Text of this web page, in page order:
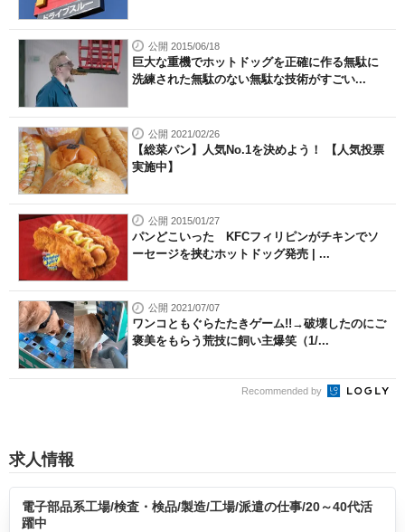
公開 2015/06/18
巨大な重機でホットドッグを正確に作る無駄に
洗練された無駄のない無駄な技術がすごい...
公開 2021/02/26
【総菜パン】人気No.1を決めよう！ 【人気投票
実施中】
公開 2015/01/27
パンどこいった KFCフィリピンがチキンでソ
ーセージを挟むホットドッグ発売 | ...
公開 2021/07/07
ワンコともぐらたたきゲーム!!→破壊したのにご
褒美をもらう荒技に飼い主爆笑（1/...
Recommended by
求人情報
電子部品系工場/検査・検品/製造/工場/派遣の仕事/20～40代活
躍中